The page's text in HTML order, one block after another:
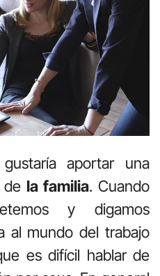
aportar una
de la familia. Cuando
y digamos
al mundo del trabajo
es difícil hablar de